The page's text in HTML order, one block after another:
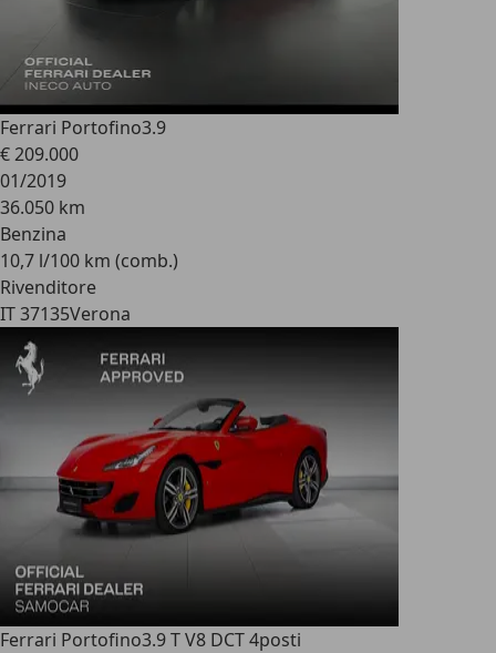
Ferrari Portofino3.9
€ 209.000
01/2019
36.050 km
Benzina
10,7 l/100 km (comb.)
Rivenditore
IT 37135Verona
Ferrari Portofino3.9 T V8 DCT 4posti